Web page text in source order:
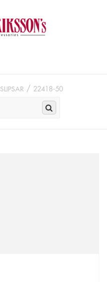
SLIPSAR 22418-50